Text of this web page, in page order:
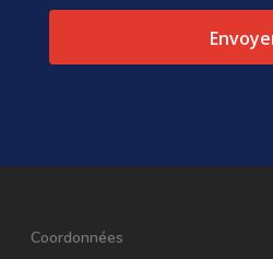
Coordonnées